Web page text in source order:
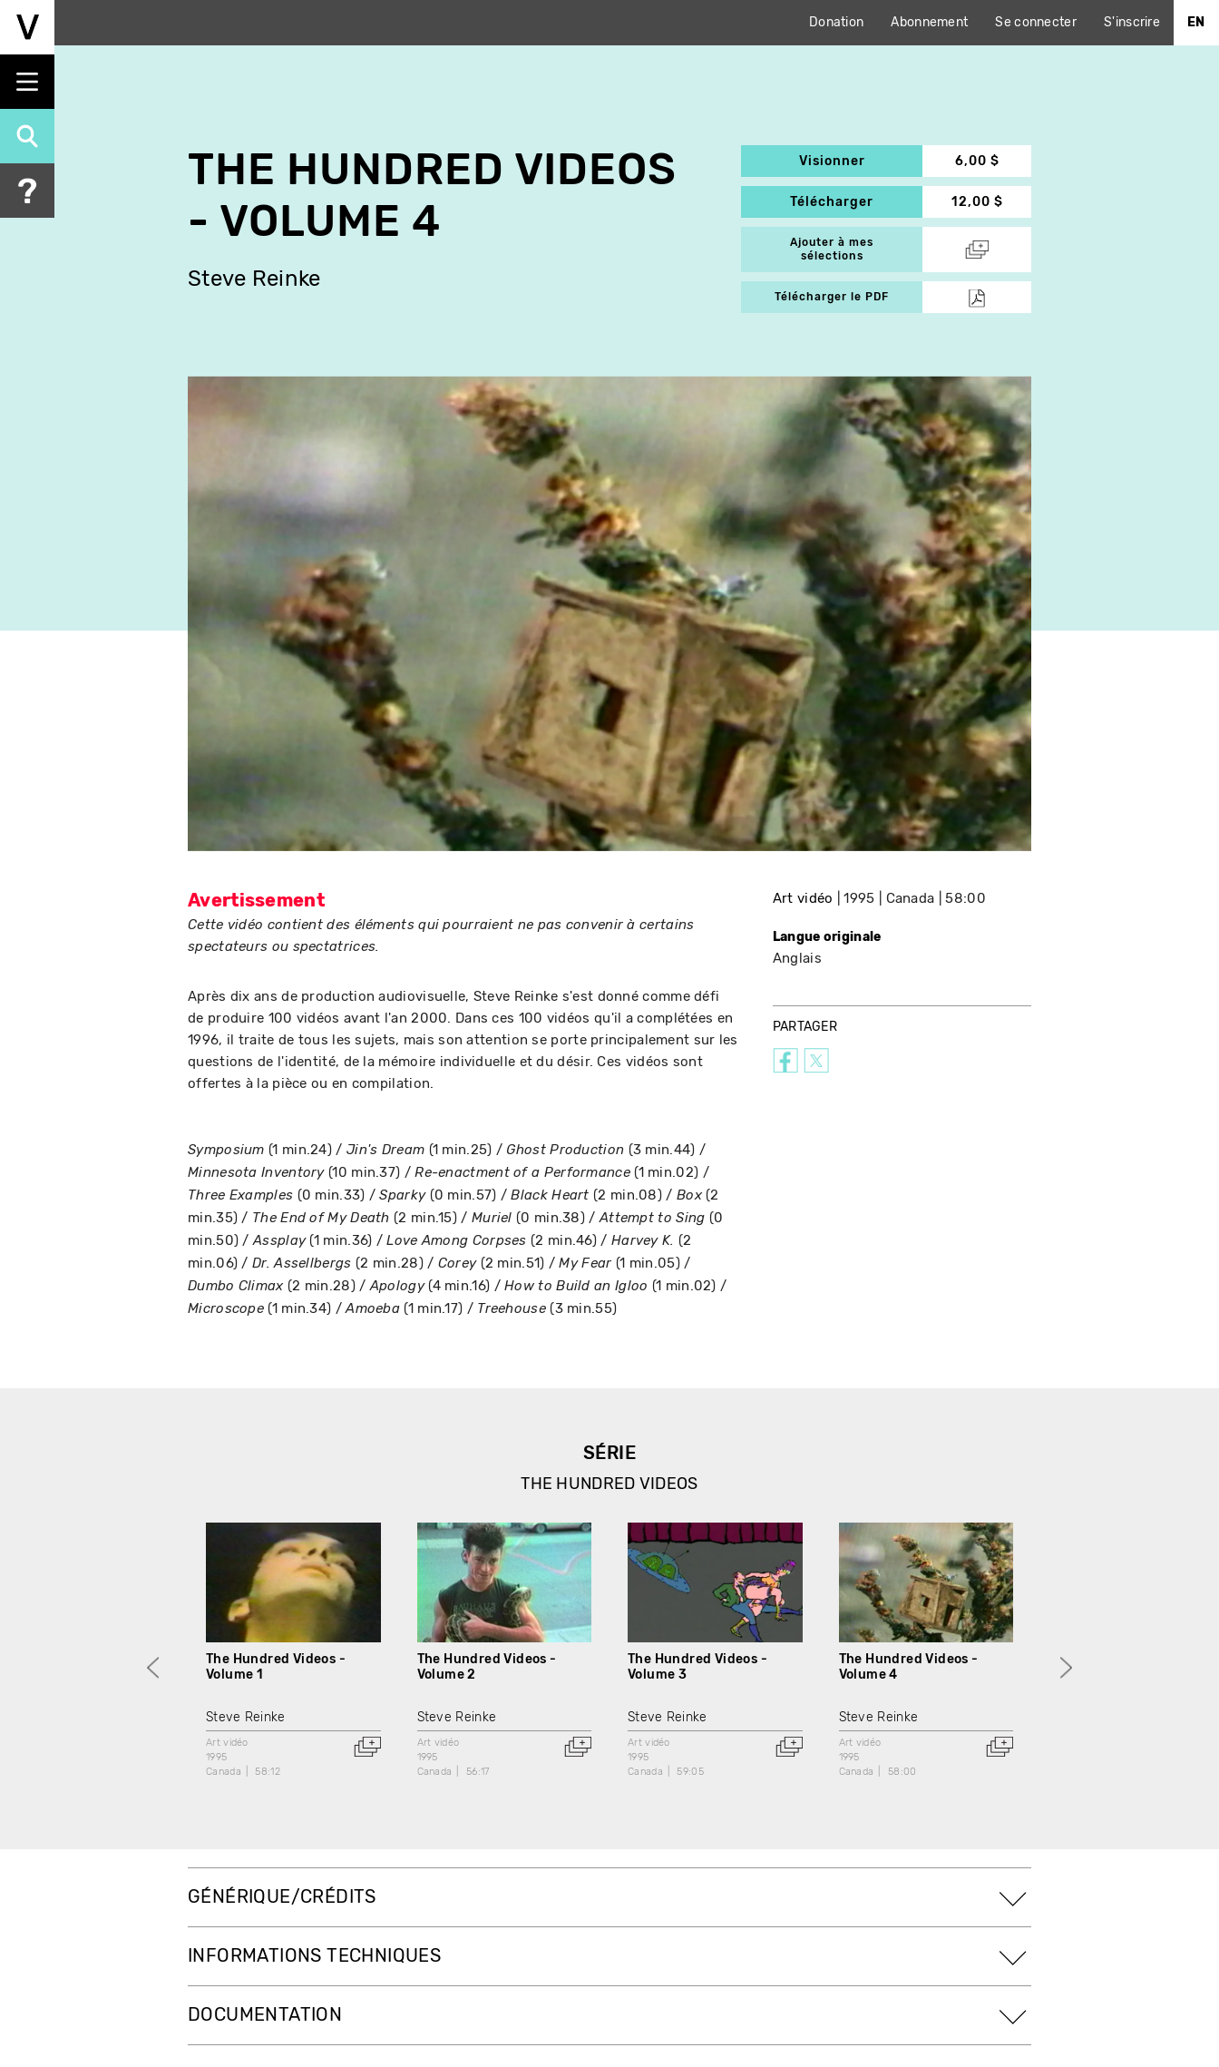
Aller
principal
Donation Abonnement Se connecter S'inscrire EN
THE HUNDRED VIDEOS
- VOLUME 4
Steve Reinke
Visionner 6,00 $
Télécharger 12,00 $
Ajouter à mes
sélections
Télécharger le PDF
Avertissement
Cette vidéo contient des éléments qui pourraient ne pas convenir à certains
spectateurs ou spectatrices.
Après dix ans de production audiovisuelle, Steve Reinke s'est donné comme défi
de produire 100 vidéos avant l'an 2000. Dans ces 100 vidéos qu'il a complétées en
1996, il traite de tous les sujets, mais son attention se porte principalement sur les
questions de l'identité, de la mémoire individuelle et du désir. Ces vidéos sont
offertes à la pièce ou en compilation.
Symposium (1 min.24) / Jin's Dream (1 min.25) / Ghost Production (3 min.44) /
Minnesota Inventory(10 min.37) /Re-enactment of a Performance(1 min.02) /
Three Examples (0 min.33) /Sparky(0 min.57) /Black Heart (2 min.08) / Box(2
min.35) / The End of My Death (2 min.15) / Muriel (0 min.38) /Attempt to Sing (0
min.50) /Assplay(1 min.36) /Love Among Corpses (2 min.46) / Harvey K. (2
min.06) / Dr. Assellbergs (2 min.28) / Corey(2 min.51) /My Fear (1 min.05) /
Dumbo Climax (2 min.28) /Apology(4 min.16) /How to Build an Igloo (1 min.02) /
Microscope (1 min.34) /Amoeba (1 min.17) / Treehouse(3 min.55)
Art vidéo 1995 Canada 58:00
Langue originale
Anglais
PARTAGER
SÉRIE
THE HUNDRED VIDEOS
The Hundred Videos -
Volume 1
Steve Reinke
Art vidéo
1995
Canada
58:12
The Hundred Videos -
Volume 2
Steve Reinke
Art vidéo
1995
Canada
56:17
The Hundred Videos -
Volume 3
Steve Reinke
Art vidéo
1995
Canada
59:05
The Hundred Videos -
Volume 4
Steve Reinke
Art vidéo
1995
Canada
58:00
The Hundred Videos -
Volume 5
GÉNÉRIQUE/CRÉDITS
INFORMATIONS TECHNIQUES
DOCUMENTATION